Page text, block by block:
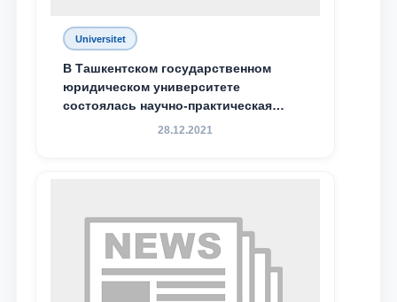
отправить
Universitet
В Ташкентском государственном
юридическом университете
состоялась научно-практическая
конференция магистрантов
28.12.2021